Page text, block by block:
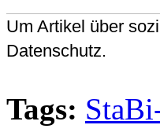
Um Artikel über
Datenschutz.
Tags: